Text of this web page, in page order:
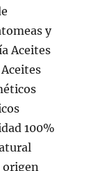
y
Aceites
100%
origen